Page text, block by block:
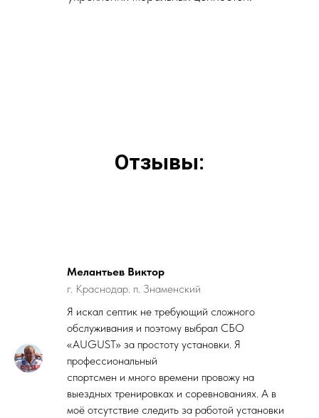
Отзывы:
Мелантьев Виктор
г. Краснодар. п. Знаменский
Я искал септик не требующий сложного
обслуживания и поэтому выбрал СБО
«AUGUST» за простоту установки. Я
профессиональный
спортсмен и много времени провожу на
выездных тренировках и соревнованиях. А в
моё отсутствие следить за работой установки